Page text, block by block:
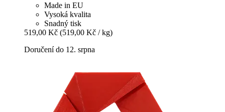
Made in EU
Vysoká kvalita
Snadný tisk
519,00 Kč (519,00 Kč / kg)
Doručení do 12. srpna